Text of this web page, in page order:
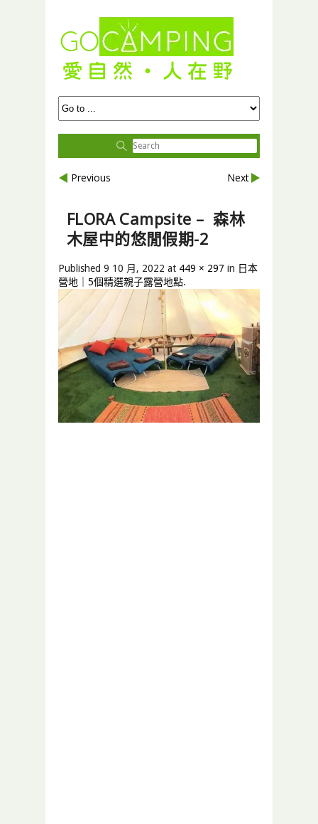
Previous Next
FLORA Campsite – 森林
木屋中的悠閒假期-2
Published 9 10 月, 2022 at 449 × 297 in 日本
營地｜5個精選親子露營地點.